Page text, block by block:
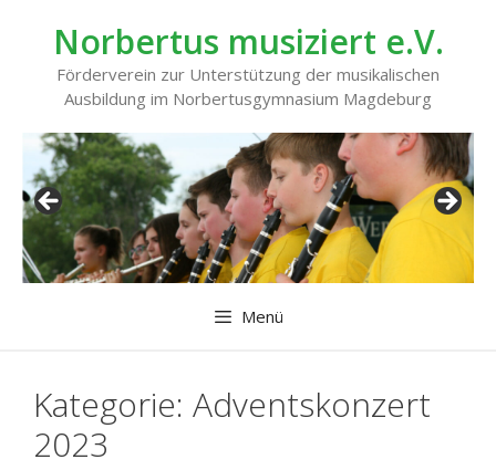
springen
Norbertus musiziert e.V.
Förderverein zur Unterstützung der musikalischen
Ausbildung im Norbertusgymnasium Magdeburg
Menü
Kategorie: Adventskonzert
2023